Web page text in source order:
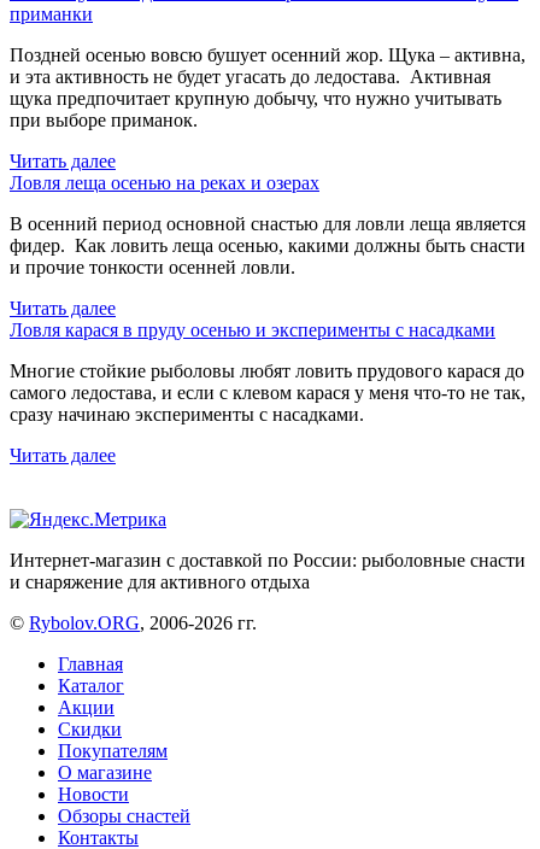
приманки
Поздней осенью вовсю бушует осенний жор. Щука – активна,
и эта активность не будет угасать до ледостава. Активная
щука предпочитает крупную добычу, что нужно учитывать
при выборе приманок.
Читать далее
Ловля леща осенью на реках и озерах
В осенний период основной снастью для ловли леща является
фидер. Как ловить леща осенью, какими должны быть снасти
и прочие тонкости осенней ловли.
Читать далее
Ловля карася в пруду осенью и эксперименты с насадками
Многие стойкие рыболовы любят ловить прудового карася до
самого ледостава, и если с клевом карася у меня что-то не так,
сразу начинаю эксперименты с насадками.
Читать далее
Интернет-магазин с доставкой по России: рыболовные снасти
и снаряжение для активного отдыха
© Rybolov.ORG, 2006-2026 гг.
Главная
Каталог
Акции
Скидки
Покупателям
О магазине
Новости
Обзоры снастей
Контакты